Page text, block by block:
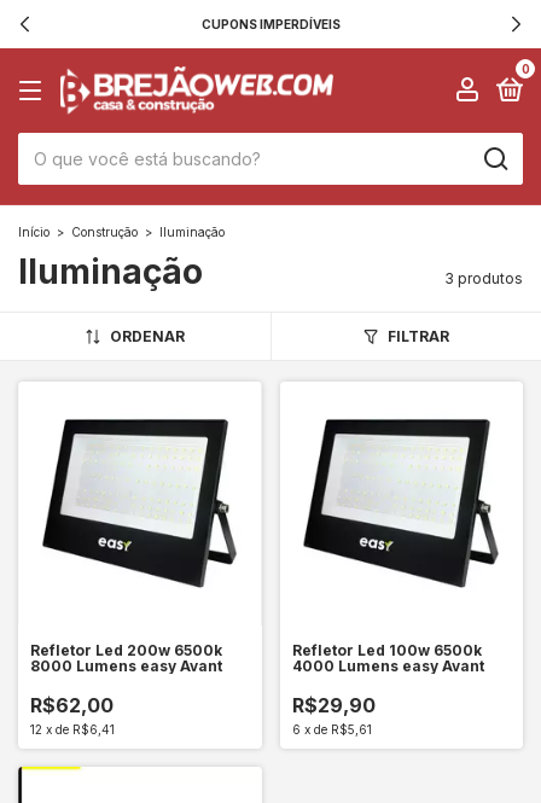
CUPONS IMPERDÍVEIS
0
Início > Construção > Iluminação
Iluminação 3 produtos
ORDENAR FILTRAR
Refletor Led 200w 6500k
8000 Lumens easy Avant
R$62,00
12 x de R$6,41
Refletor Led 100w 6500k
4000 Lumens easy Avant
R$29,90
6 x de R$5,61